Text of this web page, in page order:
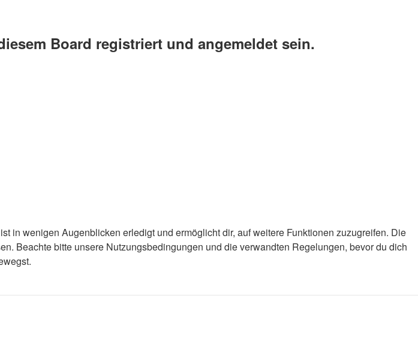
Board registriert und angemeldet sein.
in wenigen Augenblicken erledigt und ermöglicht dir, auf weitere Funktionen zuzugreifen. Die
Beachte bitte unsere Nutzungsbedingungen und die verwandten Regelungen, bevor du dich